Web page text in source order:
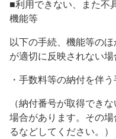
■利用できない、また不
機能等
以下の手続、機能等の
が適切に反映されない場
・手数料等の納付を伴
（納付番号が取得でき
場合があります。その
るなどしてください。）